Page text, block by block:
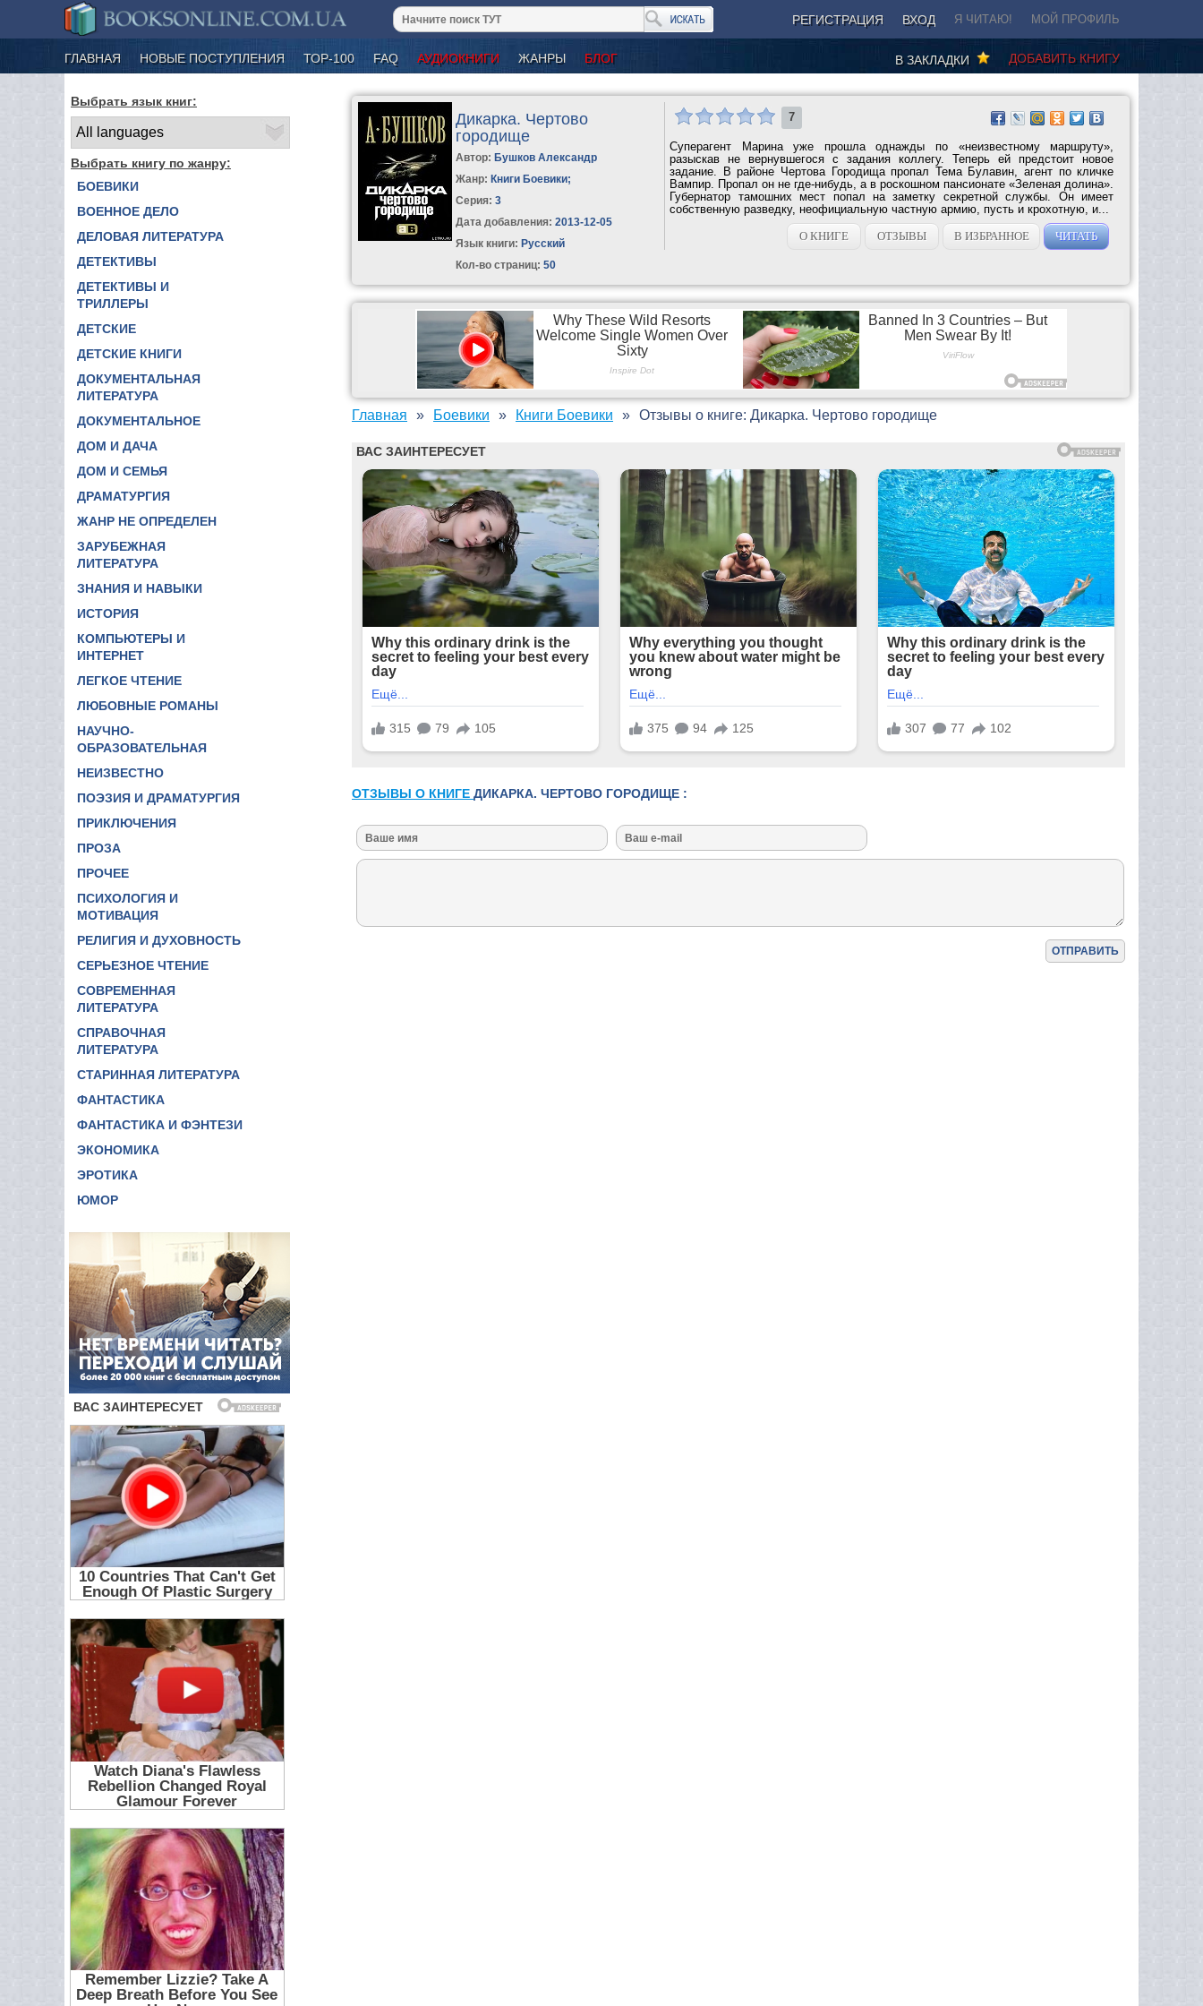
РЕГИСТРАЦИЯ ВХОД Я ЧИТАЮ! МОЙ ПРОФИЛЬ
ГЛАВНАЯ НОВЫЕ ПОСТУПЛЕНИЯ ТОР-100 FAQ АУДИОКНИГИ ЖАНРЫ БЛОГ ДОБАВИТЬ КНИГУ
В ЗАКЛАДКИ
Выбрать язык книг:
Выбрать книгу по жанру:
БОЕВИКИ
ВОЕННОЕ ДЕЛО
ДЕЛОВАЯ ЛИТЕРАТУРА
ДЕТЕКТИВЫ
ДЕТЕКТИВЫ И
ТРИЛЛЕРЫ
ДЕТСКИЕ
ДЕТСКИЕ КНИГИ
ДОКУМЕНТАЛЬНАЯ
ЛИТЕРАТУРА
ДОКУМЕНТАЛЬНОЕ
ДОМ И ДАЧА
ДОМ И СЕМЬЯ
ДРАМАТУРГИЯ
ЖАНР НЕ ОПРЕДЕЛЕН
ЗАРУБЕЖНАЯ
ЛИТЕРАТУРА
ЗНАНИЯ И НАВЫКИ
ИСТОРИЯ
КОМПЬЮТЕРЫ И
ИНТЕРНЕТ
ЛЕГКОЕ ЧТЕНИЕ
ЛЮБОВНЫЕ РОМАНЫ
НАУЧНО-
ОБРАЗОВАТЕЛЬНАЯ
НЕИЗВЕСТНО
ПОЭЗИЯ И ДРАМАТУРГИЯ
ПРИКЛЮЧЕНИЯ
ПРОЗА
ПРОЧЕЕ
ПСИХОЛОГИЯ И
МОТИВАЦИЯ
РЕЛИГИЯ И ДУХОВНОСТЬ
СЕРЬЕЗНОЕ ЧТЕНИЕ
СОВРЕМЕННАЯ
ЛИТЕРАТУРА
СПРАВОЧНАЯ
ЛИТЕРАТУРА
СТАРИННАЯ ЛИТЕРАТУРА
ФАНТАСТИКА
ФАНТАСТИКА И ФЭНТЕЗИ
ЭКОНОМИКА
ЭРОТИКА
ЮМОР
Дикарка. Чертово
городище
Автор: Бушков Александр
Жанр: Книги Боевики;
Серия:3
Дата добавления: 2013-12-05
Язык книги: Русский
Кол-во страниц: 50
7
Суперагент Марина уже прошла однажды по «неизвестному маршруту»,
разыскав не вернувшегося с задания коллегу. Теперь ей предстоит новое
задание. В районе Чертова Городища пропал Тема Булавин, агент по кличке
Вампир. Пропал он не где-нибудь, а в роскошном пансионате «Зеленая долина».
Губернатор тамошних мест попал на заметку секретной службы. Он имеет
собственную разведку, неофициальную частную армию, пусть и крохотную, и...
О КНИГЕ
ОТЗЫВЫ В ИЗБРАННОЕ ЧИТАТЬ
Главная Боевики Книги Боевики Отзывы о книге: Дикарка. Чертово городище
ОТЗЫВЫ О КНИГЕ ДИКАРКА. ЧЕРТОВО ГОРОДИЩЕ :